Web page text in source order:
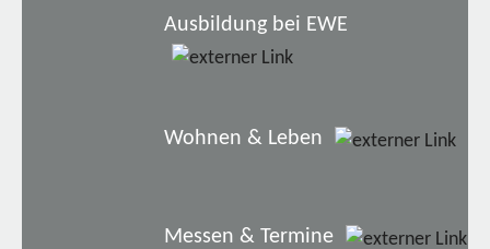
Ausbildung bei EWE
Wohnen & Leben
Messen & Termine